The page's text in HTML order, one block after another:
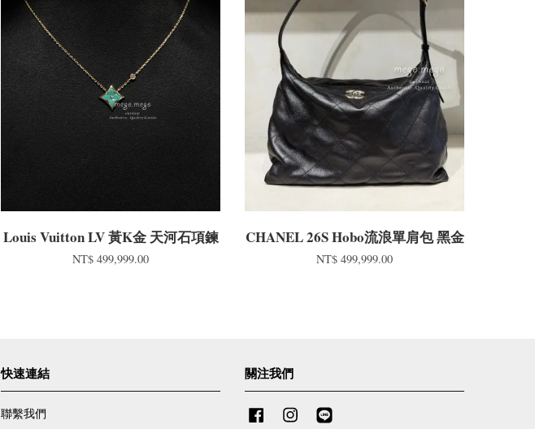
Louis Vuitton LV 黃K金 天河石項鍊
NT$ 499,999.00
CHANEL 26S Hobo流浪單肩包 黑金
NT$ 499,999.00
快速連結
聯繫我們
關注我們
Facebook Instagram